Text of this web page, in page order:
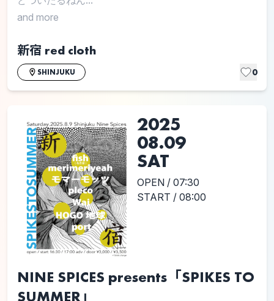
and more
新宿 red cloth
SHINJUKU 0
2025
08.09
SAT
OPEN / 07:30
START / 08:00
NINE SPICES presents「SPIKES TO
SUMMER」